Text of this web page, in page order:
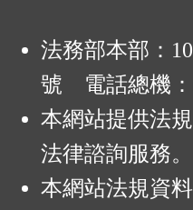
法務部本部：
號 電話總機：
本網站提供法
法律諮詢服務。
本網站法規資